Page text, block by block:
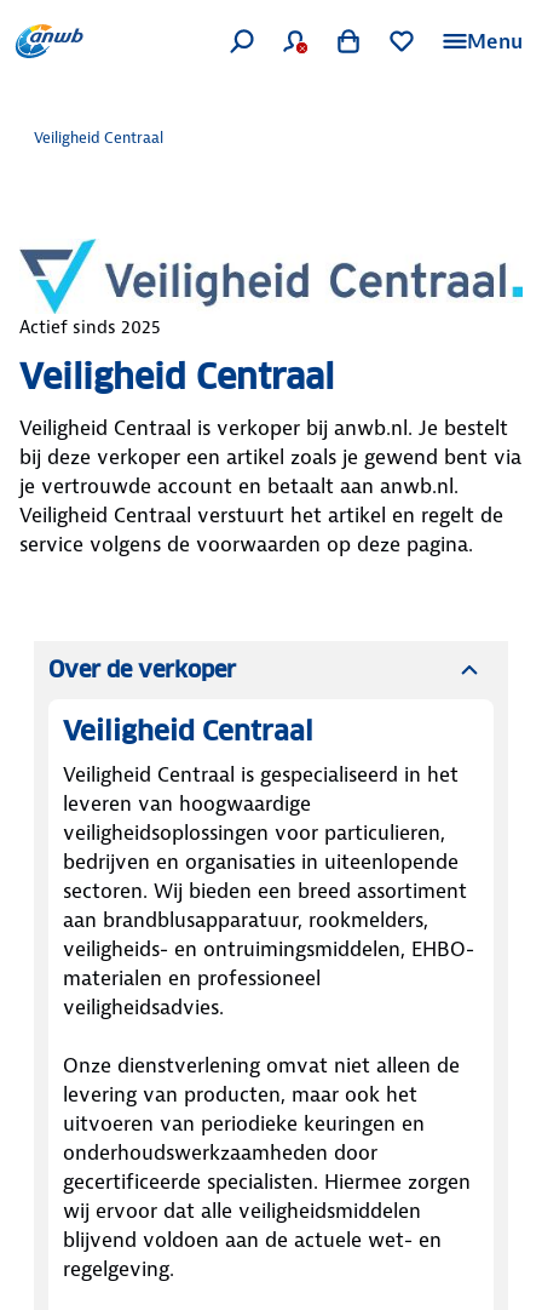
Menu
Veiligheid Centraal
Actief sinds 2025
Veiligheid Centraal
Veiligheid Centraal is verkoper bij anwb.nl. Je bestelt
bij deze verkoper een artikel zoals je gewend bent via
je vertrouwde account en betaalt aan anwb.nl.
Veiligheid Centraal verstuurt het artikel en regelt de
service volgens de voorwaarden op deze pagina.
Over de verkoper
Veiligheid Centraal
Veiligheid Centraal is gespecialiseerd in het
leveren van hoogwaardige
veiligheidsoplossingen voor particulieren,
bedrijven en organisaties in uiteenlopende
sectoren. Wij bieden een breed assortiment
aan brandblusapparatuur, rookmelders,
veiligheids- en ontruimingsmiddelen, EHBO-
materialen en professioneel
veiligheidsadvies.
Onze dienstverlening omvat niet alleen de
levering van producten, maar ook het
uitvoeren van periodieke keuringen en
onderhoudswerkzaamheden door
gecertificeerde specialisten. Hiermee zorgen
wij ervoor dat alle veiligheidsmiddelen
blijvend voldoen aan de actuele wet- en
regelgeving.